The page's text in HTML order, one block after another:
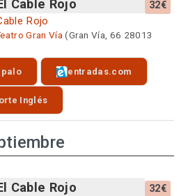
Cable Rojo 32€
Rojo
Gran Vía (Gran Vía, 66 28013
entradas.com
Inglés
Cable Rojo 32€